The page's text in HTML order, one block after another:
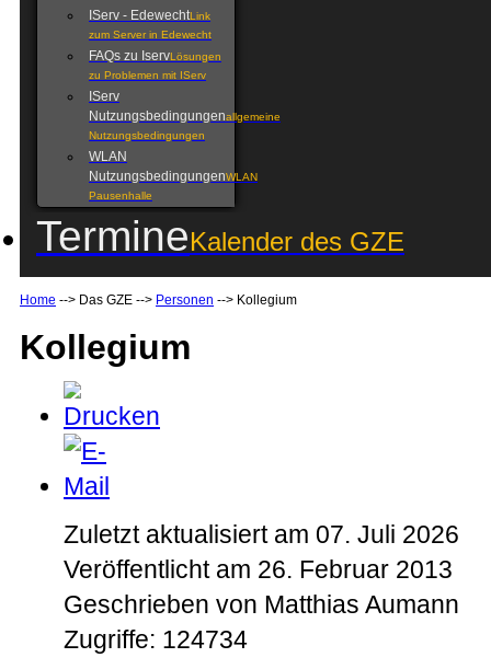
IServ - EdewechtLink
zum Server in Edewecht
FAQs zu IservLösungen
zu Problemen mit IServ
IServ
Nutzungsbedingungenallgemeine
Nutzungsbedingungen
WLAN
NutzungsbedingungenWLAN
Pausenhalle
TermineKalender des GZE
Home --> Das GZE --> Personen --> Kollegium
Kollegium
Zuletzt aktualisiert am 07. Juli 2026
Veröffentlicht am 26. Februar 2013
Geschrieben von Matthias Aumann
Zugriffe: 124734